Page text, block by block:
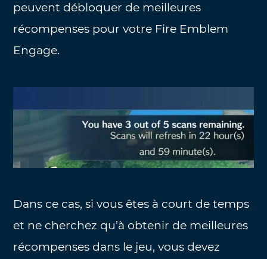
peuvent débloquer de meilleures
récompenses pour votre Fire Emblem
Engage.
Dans ce cas, si vous êtes à court de temps
et ne cherchez qu’à obtenir de meilleures
récompenses dans le jeu, vous devez